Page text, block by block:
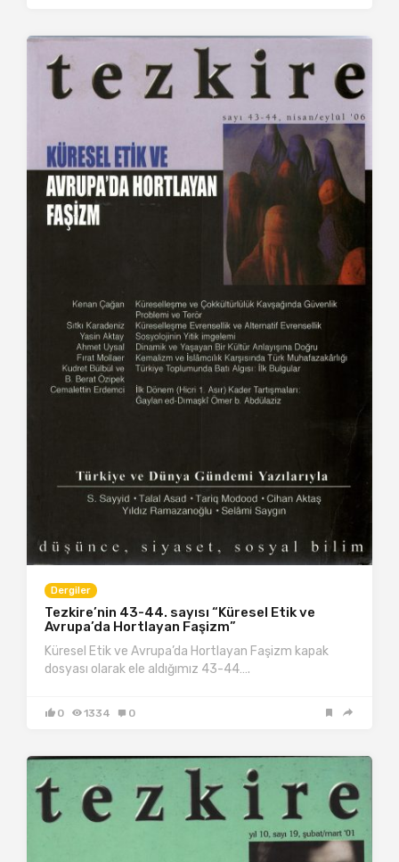
Dergiler
Tezkire’nin 43-44. sayısı “Küresel Etik ve
Avrupa’da Hortlayan Faşizm”
Küresel Etik ve Avrupa’da Hortlayan Faşizm kapak
dosyası olarak ele aldığımız 43-44….
0 1334 0